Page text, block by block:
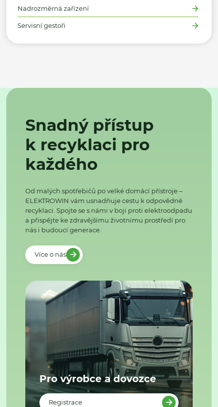
Nadrozměrná zařízení
Servisní gestoři
Snadný přístup
k recyklaci pro
každého
Od malých spotřebičů po velké domácí přístroje –
ELEKTROWIN vám usnadňuje cestu k odpovědné
recyklaci. Spojte se s námi v boji proti elektroodpadu
a přispějte ke zdravějšímu životnímu prostředí pro
nás i budoucí generace.
Více o nás
Pro výrobce a dovozce
Registrace